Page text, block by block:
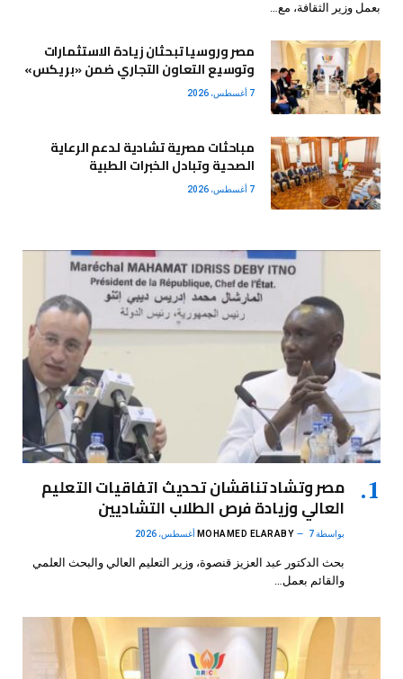
بعمل وزير الثقافة، مع…
مصر وروسيا تبحثان زيادة الاستثمارات
وتوسيع التعاون التجاري ضمن «بريكس»
7 أغسطس، 2026
مباحثات مصرية تشادية لدعم الرعاية
الصحية وتبادل الخبرات الطبية
7 أغسطس، 2026
مصر وتشاد تناقشان تحديث اتفاقيات التعليم
العالي وزيادة فرص الطلاب التشاديين
بواسطة MOHAMED ELARABY 7 أغسطس، 2026
بحث الدكتور عبد العزيز قنصوة، وزير التعليم العالي والبحث العلمي
والقائم بعمل…